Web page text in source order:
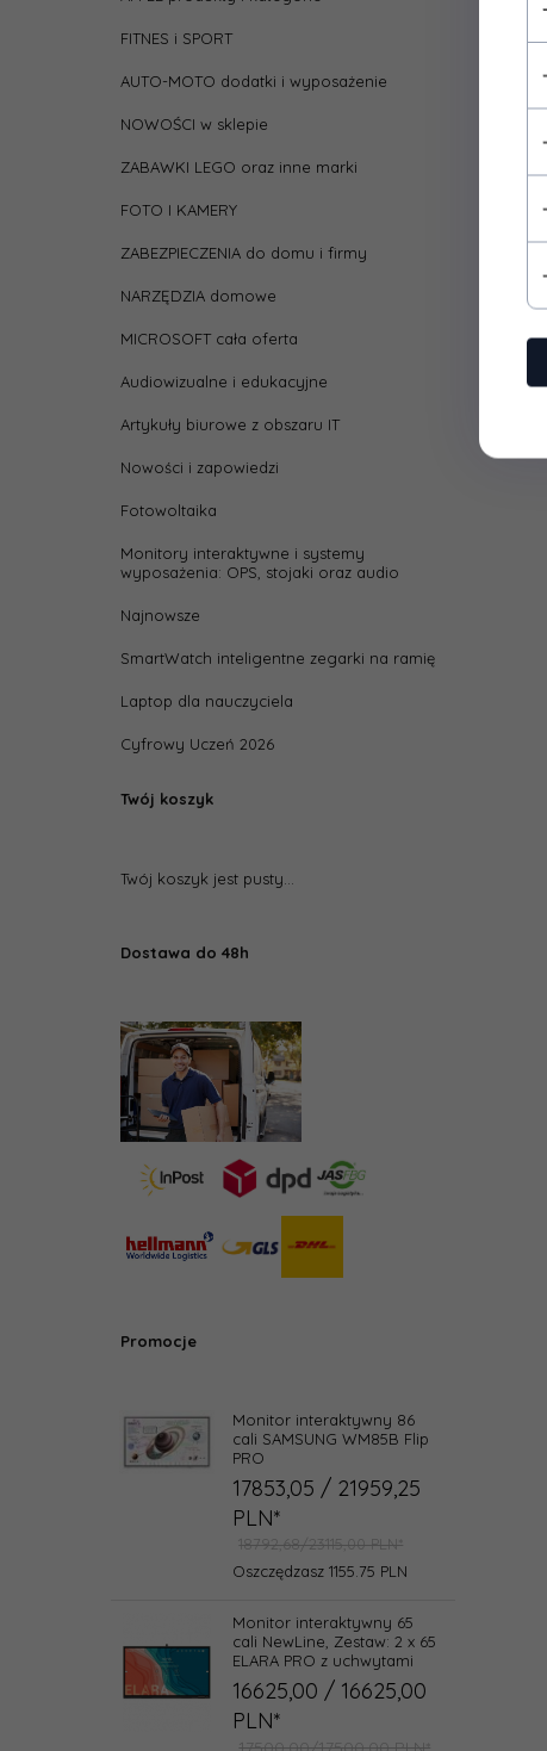
FITNES i SPORT
AUTO-MOTO dodatki i wyposażenie
NOWOŚCI w sklepie
ZABAWKI LEGO oraz inne marki
FOTO I KAMERY
ZABEZPIECZENIA do domu i firmy
NARZĘDZIA domowe
MICROSOFT cała oferta
Audiowizualne i edukacyjne
Artykuły biurowe z obszaru IT
Nowości i zapowiedzi
Fotowoltaika
Monitory interaktywne i systemy
wyposażenia: OPS, stojaki oraz audio
Najnowsze
SmartWatch inteligentne zegarki na ramię
Laptop dla nauczyciela
Cyfrowy Uczeń 2026
Twój koszyk
Twój koszyk jest pusty...
Dostawa do 48h
Promocje
Monitor interaktywny 86
cali SAMSUNG WM85B Flip
PRO
17853,05 / 21959,25
PLN*
18792,68/23115,00 PLN*
Oszczędzasz 1155.75 PLN
Monitor interaktywny 65
cali NewLine, Zestaw: 2 x 65
ELARA PRO z uchwytami
16625,00 / 16625,00
PLN*